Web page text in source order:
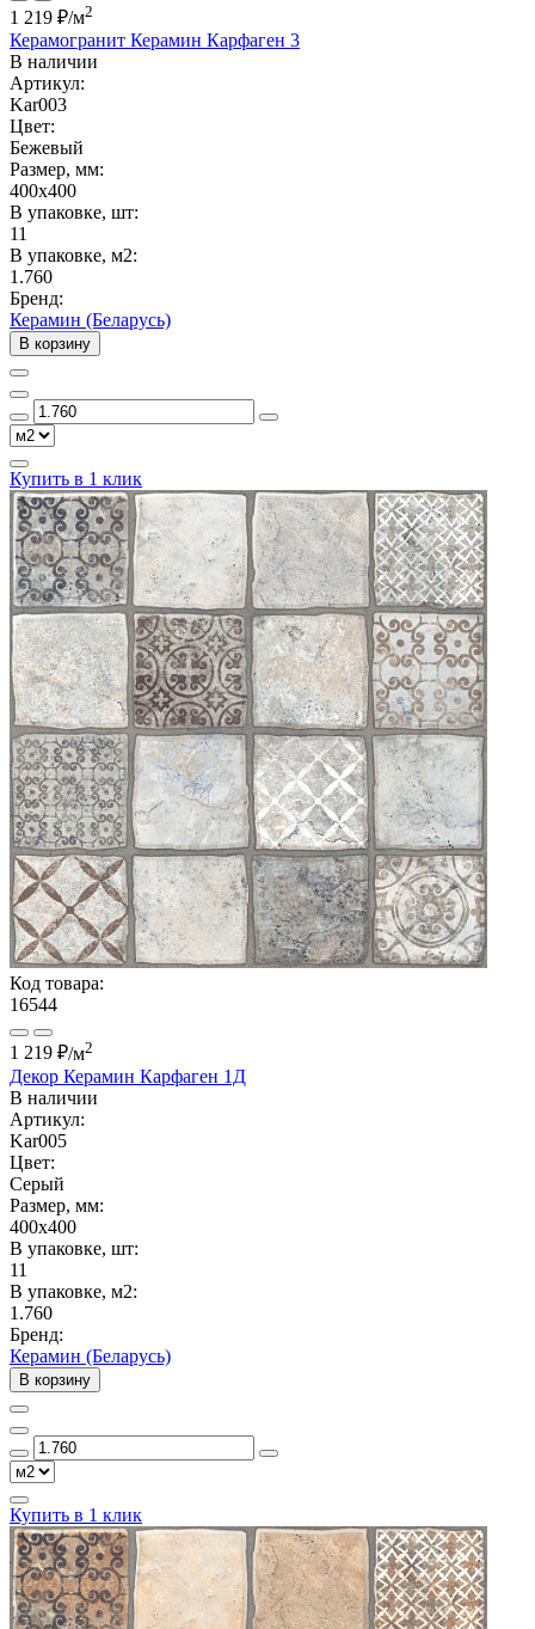
1 219 ₽/м2
Керамогранит Керамин Карфаген 3
В наличии
Артикул:
Kar003
Цвет:
Бежевый
Размер, мм:
400x400
В упаковке, шт:
11
В упаковке, м2:
1.760
Бренд:
Керамин (Беларусь)
В корзину
Купить в 1 клик
Код товара:
16544
1 219 ₽/м2
Декор Керамин Карфаген 1Д
В наличии
Артикул:
Kar005
Цвет:
Серый
Размер, мм:
400x400
В упаковке, шт:
11
В упаковке, м2:
1.760
Бренд:
Керамин (Беларусь)
В корзину
Купить в 1 клик